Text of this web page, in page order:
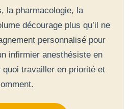
la pharmacologie, la
décourage plus qu’il ne
personnalisé pour
infirmier anesthésiste en
travailler en priorité et